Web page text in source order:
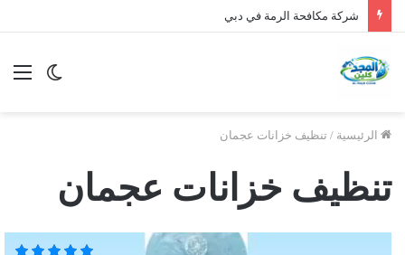
شركة مكافحة الرمة في دبي
الوضع
الرئيسية / تنظيف خزانات عجمان
تنظيف خزانات عجمان